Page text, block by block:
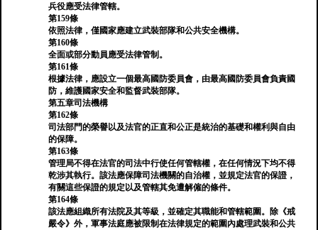
兵役應受法律管轄。
第159條
依照法律，僅國家應建立武裝部隊和公共安全機構。
第160條
全面或部分動員應受法律管制。
第161條
根據法律，應設立一個最高國防委員會，由最高國防委員會負責國
防，維護國家安全和監督武裝部隊。
第五章司法機構
第162條
司法部門的榮譽以及法官的正直和公正是統治的基礎和權利與自由
的保障。
第163條
管理局不得在法官的司法中行使任何管轄權，在任何情況下均不得
乾涉其執行。該法應保障司法機關的自治權，並規定法官的保證，
有關這些保證的規定以及管轄其免遭解僱的條件。
第164條
該法應組織所有法院及其等級，並確定其職能和管轄範圍。除《戒
嚴令》外，軍事法庭應被限制在法律規定的範圍內處理武裝和公共